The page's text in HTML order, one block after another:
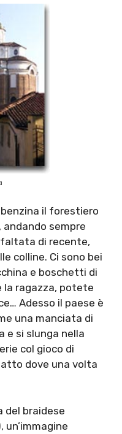
il forestiero
andando sempre
di recente,
colline. Ci sono bei
e boschetti di
la ragazza, potete
Adesso il paese è
una manciata di
e si slunga nella
col gioco di
dove una volta
del braidese
un’immagine